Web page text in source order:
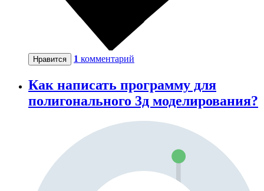
Нравится 1 комментарий
Как написать программу для
полигонального 3д моделирования?